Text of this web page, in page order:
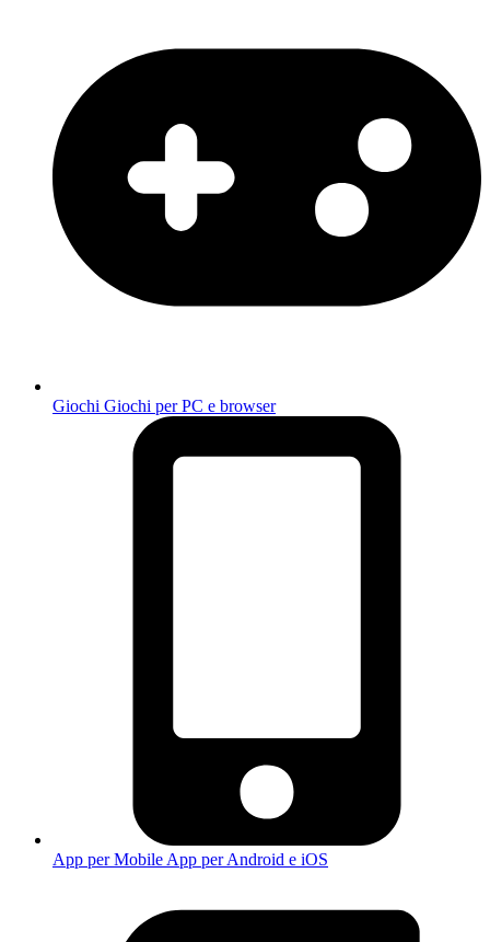
Giochi Giochi per PC e browser
App per Mobile App per Android e iOS